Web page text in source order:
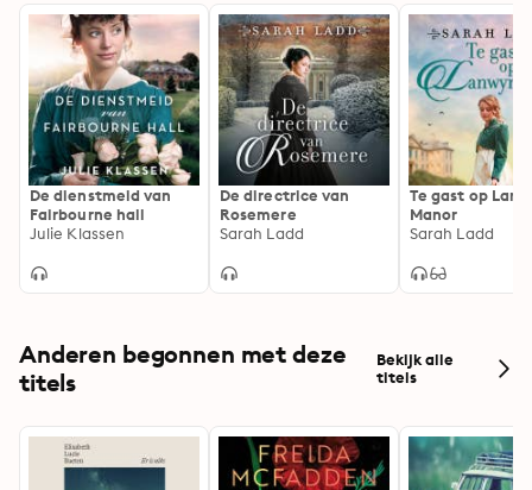
De dienstmeid van
Fairbourne hall
Julie Klassen
De directrice van
Rosemere
Sarah Ladd
Te gast op
Manor
Sarah Ladd
Anderen begonnen met deze
titels
Bekijk alle
titels